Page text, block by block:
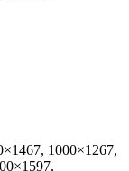
1000×1267,